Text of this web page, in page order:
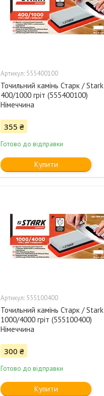
555400100
Точильний камінь Старк / Stark
400/1000 гріт (555400100)
Німеччина
355 ₴
Готово до відправки
Купити
555100400
Точильний камінь Старк / Stark
1000/4000 гріт (555100400)
Німеччина
300 ₴
Готово до відправки
Купити